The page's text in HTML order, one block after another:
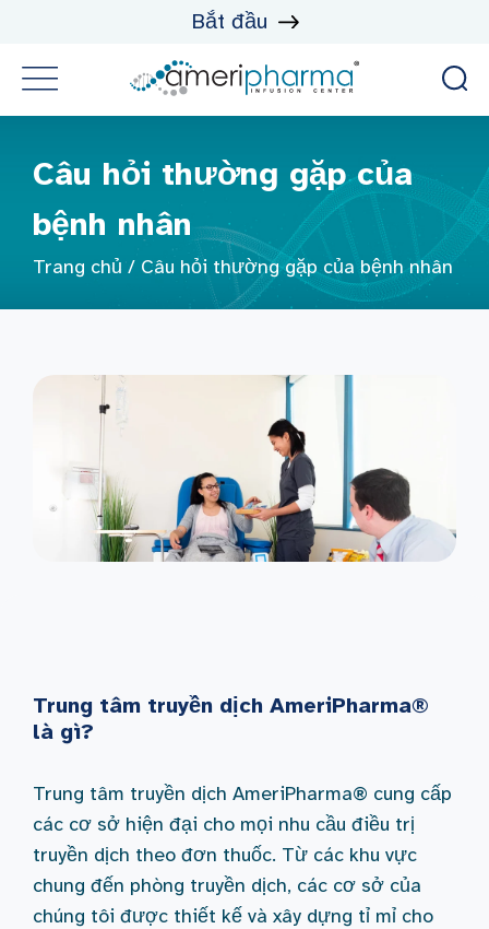
Bắt đầu
Câu hỏi thường gặp của
bệnh nhân
Trang chủ / Câu hỏi thường gặp của bệnh nhân
Trung tâm truyền dịch AmeriPharma®
là gì?
Trung tâm truyền dịch AmeriPharma® cung cấp
các cơ sở hiện đại cho mọi nhu cầu điều trị
truyền dịch theo đơn thuốc. Từ các khu vực
chung đến phòng truyền dịch, các cơ sở của
chúng tôi được thiết kế và xây dựng tỉ mỉ cho